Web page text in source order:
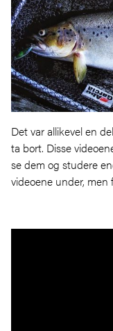
Det var allikevel en
ta bort. Disse
se dem og studere
videoene under,